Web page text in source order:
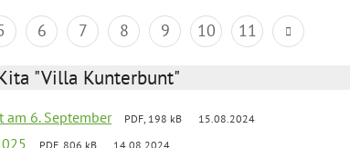
6 7 8 9 10 11
"Villa Kunterbunt"
6. September PDF, 198 kB 15.08.2024
PDF, 806 kB 14.08.2024